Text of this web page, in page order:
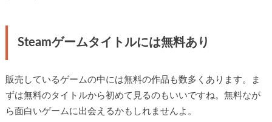
Steamゲームタイトルには無料あり
販売しているゲームの中には無料の作品も数多くあります。ま
ずは無料のタイトルから初めて見るのもいいですね。無料なが
ら面白いゲームに出会えるかもしれませんよ。